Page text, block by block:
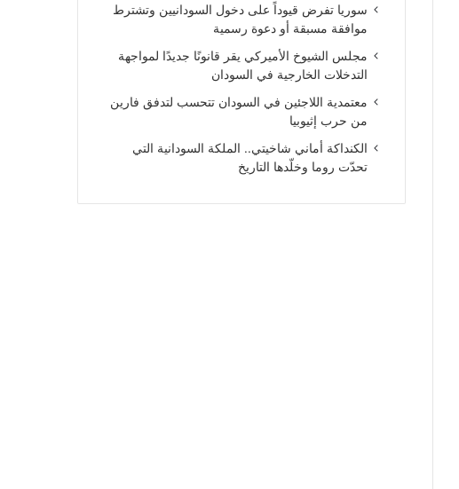
سوريا تفرض قيوداً على دخول السودانيين وتشترط
موافقة مسبقة أو دعوة رسمية
مجلس الشيوخ الأميركي يقر قانونًا جديدًا لمواجهة
التدخلات الخارجية في السودان
معتمدية اللاجئين في السودان تتحسب لتدفق فارين
من حرب إثيوبيا
الكنداكة أماني شاخيتي.. الملكة السودانية التي
تحدّت روما وخلّدها التاريخ